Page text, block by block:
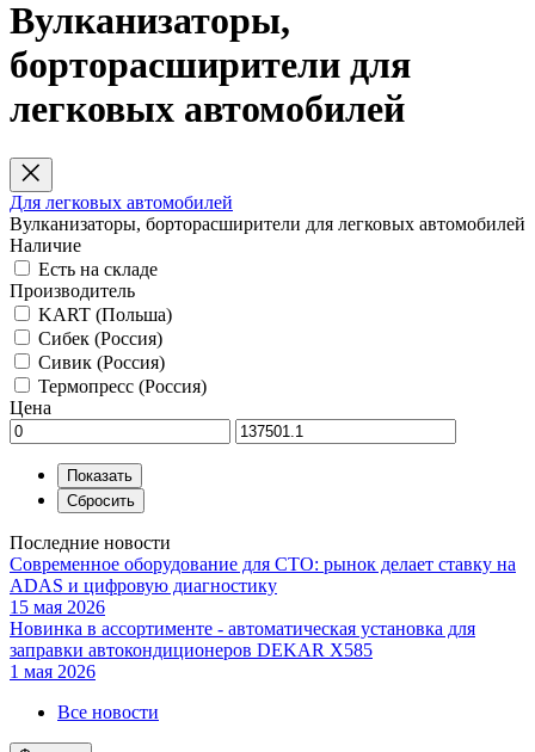
Вулканизаторы,
борторасширители для
легковых автомобилей
Для легковых автомобилей
Вулканизаторы, борторасширители для легковых автомобилей
Наличие
Есть на складе
Производитель
KART (Польша)
Сибек (Россия)
Сивик (Россия)
Термопресс (Россия)
Цена
Последние новости
Современное оборудование для СТО: рынок делает ставку на
ADAS и цифровую диагностику
15 мая 2026
Новинка в ассортименте - автоматическая установка для
заправки автокондиционеров DEKAR X585
1 мая 2026
Все новости